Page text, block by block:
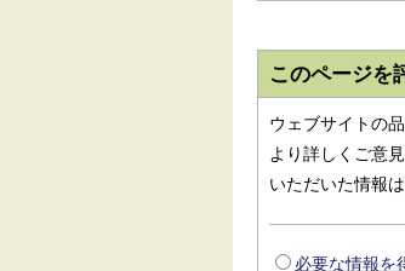
このページを
ウェブサイトの
より詳しくご意
いただいた情報は
必要な情報を